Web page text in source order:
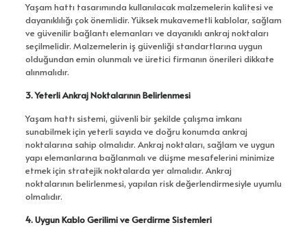
Yaşam hattı tasarımında kullanılacak malzemelerin kalitesi ve
dayanıklılığı çok önemlidir. Yüksek mukavemetli kablolar, sağlam
ve güvenilir bağlantı elemanları ve dayanıklı ankraj noktaları
seçilmelidir. Malzemelerin iş güvenliği standartlarına uygun
olduğundan emin olunmalı ve üretici firmanın önerileri dikkate
alınmalıdır.
3. Yeterli Ankraj Noktalarının Belirlenmesi
Yaşam hattı sistemi, güvenli bir şekilde çalışma imkanı
sunabilmek için yeterli sayıda ve doğru konumda ankraj
noktalarına sahip olmalıdır. Ankraj noktaları, sağlam ve uygun
yapı elemanlarına bağlanmalı ve düşme mesafelerini minimize
etmek için stratejik noktalarda yer almalıdır. Ankraj
noktalarının belirlenmesi, yapılan risk değerlendirmesiyle uyumlu
olmalıdır.
4. Uygun Kablo Gerilimi ve Gerdirme Sistemleri